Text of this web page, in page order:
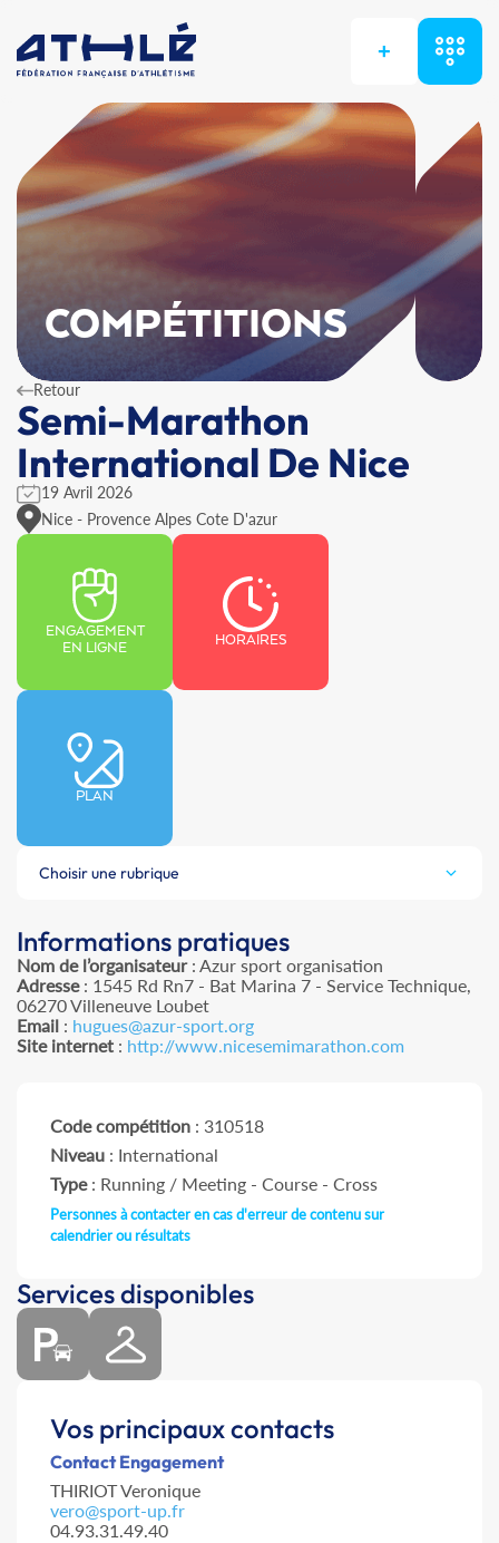
+
COMPÉTITIONS
Retour
Semi-Marathon
International De Nice
19 Avril 2026
Nice - Provence Alpes Cote D'azur
ENGAGEMENT
EN LIGNE
HORAIRES
PLAN
Choisir une rubrique
Informations pratiques
Nom de l’organisateur: Azur sport organisation
Adresse: 1545 Rd Rn7 - Bat Marina 7 - Service Technique,
06270 Villeneuve Loubet
Email : hugues@azur-sport.org
Site internet : http://www.nicesemimarathon.com
Code compétition : 310518
Niveau : International
Type: Running / Meeting - Course - Cross
Personnes à contacter en cas d'erreur de contenu sur
calendrier ou résultats
Services disponibles
Vos principaux contacts
Contact Engagement
THIRIOT Veronique
vero@sport-up.fr
04.93.31.49.40